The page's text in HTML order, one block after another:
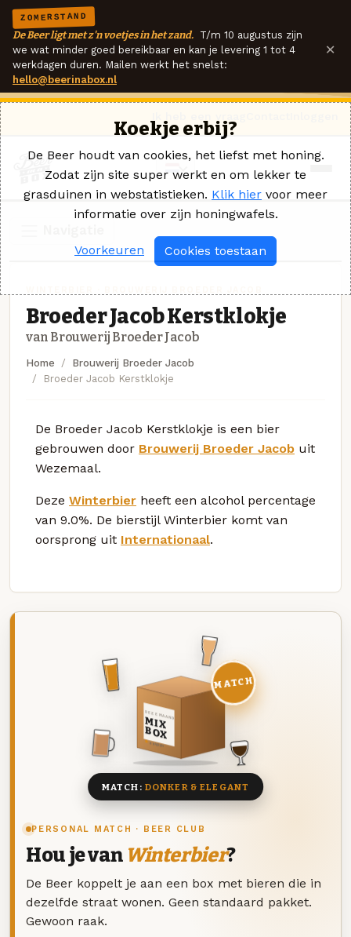
ZOMERSTAND
De Beer ligt met z'n voetjes in het zand. T/m 10 augustus zijn
we wat minder goed bereikbaar en kan je levering 1 tot 4
werkdagen duren. Mailen werkt het snelst:
hello@beerinabox.nl
×
Broeder Jacob Kerstklokje
van Brouwerij Broeder Jacob
Home
Brouwerij Broeder Jacob
Broeder Jacob Kerstklokje
De Broeder Jacob Kerstklokje is een bier
gebrouwen door Brouwerij Broeder Jacob uit
Wezemaal.
Deze Winterbier heeft een alcohol percentage
van 9.0%. De bierstijl Winterbier komt van
oorsprong uit Internationaal.
PERSONAL MATCH · BEER CLUB
Hou je van Winterbier?
De Beer koppelt je aan een box met bieren die in
dezelfde straat wonen. Geen standaard pakket.
Gewoon raak.
DEZE MAAND
MIX
BOX
8 BIEREN
MATCH
MATCH: DONKER & ELEGANT
Koekje erbij?
De Beer houdt van cookies, het liefst met honing.
Zodat zijn site super werkt en om lekker te
grasduinen in webstatistieken. Klik hier voor meer
informatie over zijn honingwafels.
Voorkeuren Cookies toestaan